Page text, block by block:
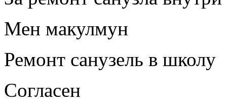
Мен макулмун
Ремонт санузель в школу
Согласен